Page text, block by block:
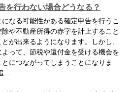
を行わない場合どうなる？
なる可能性がある確定申告を行うこ
や不動産所得の赤字を計上すること
が出来るようになります。しかし、
って、節税や還付金を受ける機会を
につながってしまうことになりま